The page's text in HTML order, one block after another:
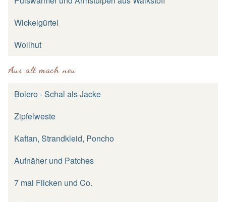
Wickelgürtel
Wollhut
Aus alt mach neu
Bolero - Schal als Jacke
Zipfelweste
Kaftan, Strandkleid, Poncho
Aufnäher und Patches
7 mal Flicken und Co.